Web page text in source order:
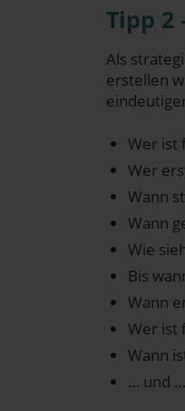
Tipp 2
Als
erstel­len
Wer ist
Wer
Wann
Wann
Wie
Bis
Wann
Wer ist
Wann
… und